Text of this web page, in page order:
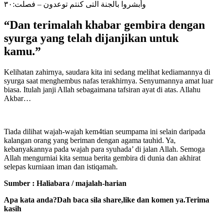
وأبشروا بالجنة التى كنتم توعدون – فصلت:٣٠
“Dan terimalah khabar gembira dengan
syurga yang telah dijanjikan untuk
kamu.”
Kelihatan zahirnya, saudara kita ini sedang melihat kediamannya di
syurga saat menghembus nafas terakhirnya. Senyumannya amat luar
biasa. Itulah janji Allah sebagaimana tafsiran ayat di atas. Allahu
Akbar…
Tiada dilihat wajah-wajah kem4tian seumpama ini selain daripada
kalangan orang yang beriman dengan agama tauhid. Ya,
kebanyakannya pada wajah para syuhada’ di jalan Allah. Semoga
Allah mengurniai kita semua berita gembira di dunia dan akhirat
selepas kurniaan iman dan istiqamah.
Sumber : Haliabara / majalah-harian
Apa kata anda?Dah baca sila share,like dan komen ya.Terima
kasih